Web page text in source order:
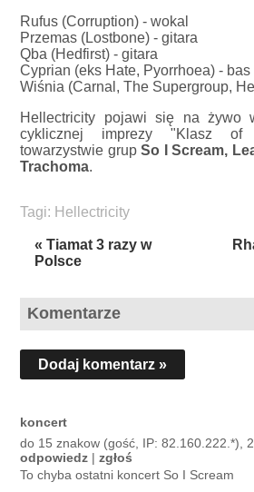
Rufus (Corruption) - wokal
Przemas (Lostbone) - gitara
Qba (Hedfirst) - gitara
Cyprian (eks Hate, Pyorrhoea) - bas
Wiśnia (Carnal, The Supergroup,
Hellectricity pojawi się na żywo
cyklicznej imprezy "Klasz
towarzystwie grupSo I Scream,
Trachoma.
Tagi: Hellectricity
« Tiamat 3 razy w
Polsce
Komentarze
Dodaj komentarz »
koncert
do 15 znakow (gość, IP: 82.160.222.*),
odpowiedz |zgłoś
To chyba ostatni koncert So I Scream